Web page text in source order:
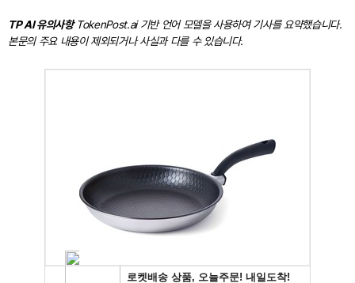
TP AI 유의사항TokenPost.ai 기반 언어 모델을 사용하여 기사를 요약했습니다.
본문의 주요 내용이 제외되거나 사실과 다를 수 있습니다.